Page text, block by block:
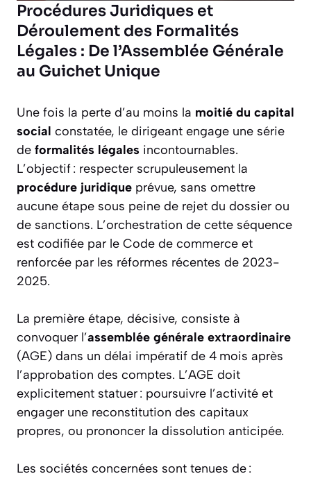
Procédures Juridiques et
Déroulement des Formalités
Légales : De l’Assemblée Générale
au Guichet Unique
Une fois la perte d’au moins la moitié du capital
social constatée, le dirigeant engage une série
de formalités légales incontournables.
L’objectif : respecter scrupuleusement la
procédure juridique prévue, sans omettre
aucune étape sous peine de rejet du dossier ou
de sanctions. L’orchestration de cette séquence
est codifiée par le Code de commerce et
renforcée par les réformes récentes de 2023-
2025.
La première étape, décisive, consiste à
convoquer l’assemblée générale extraordinaire
(AGE) dans un délai impératif de 4 mois après
l’approbation des comptes. L’AGE doit
explicitement statuer : poursuivre l’activité et
engager une reconstitution des capitaux
propres, ou prononcer la dissolution anticipée.
Les sociétés concernées sont tenues de :